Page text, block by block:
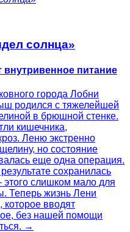
солнца»
внутривенное питание
города Лобни
родился с тяжелейшей
в брюшной стенке.
кишечника,
Леню экстренно
но состояние
еще одна операция.
сохранилась
этого слишком мало для
Теперь жизнь Лени
которое вводят
без нашей помощи
→